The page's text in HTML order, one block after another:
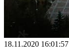
18.11.2020 16:01:57